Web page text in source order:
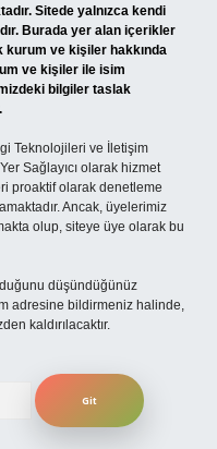
Sitede yalnızca kendi
Burada yer alan içerikler
kurum ve kişiler hakkında
ve kişiler ile isim
bilgiler taslak
Teknolojileri ve İletişim
Sağlayıcı olarak hizmet
proaktif olarak denetleme
Ancak, üyelerimiz
olup, siteye üye olarak bu
düşündüğünüz
adresine bildirmeniz halinde,
kaldırılacaktır.